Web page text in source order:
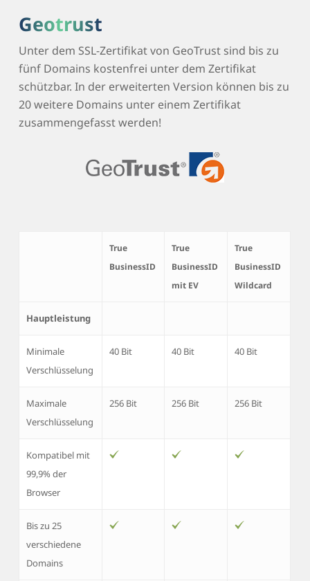
Geotrust
Unter dem SSL-Zertifikat von GeoTrust sind bis zu
fünf Domains kostenfrei unter dem Zertifikat
schützbar. In der erweiterten Version können bis zu
20 weitere Domains unter einem Zertifikat
zusammengefasst werden!
True
BusinessID
True
BusinessID
mit EV
True
BusinessID
Wildcard
Hauptleistung
Minimale
Verschlüsselung
40 Bit 40 Bit 40 Bit
Maximale
Verschlüsselung
256 Bit 256 Bit 256 Bit
Kompatibel mit
99,9% der
Browser
Bis zu 25
verschiedene
Domains